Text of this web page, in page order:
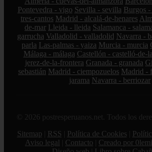
Pontevedra - vigo Sevilla - sevilla Burgos -
tres-cantos Madrid - alcalá-de-henares
de-mar Lleida - lleida Salamanca -
garrucha Valladolid - valladolid Navarra -
parla Las-palmas - yaiza Murcia - murcia
Málaga - málaga Castellón - castelló-de-
jerez-de-la-frontera Granada - granada
sebastián Madrid - ciempozuelos Madrid -
jarama Navarra - berriozar
© 2026 postresperuanos.net. Todos los
Sitemap
RSS Política de Cookies
Aviso legal
Contacto
Creado por